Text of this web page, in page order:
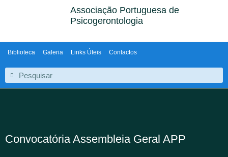
Associação Portuguesa de
Psicogerontologia
Biblioteca Galeria Links Úteis Contactos
Convocatória Assembleia Geral APP